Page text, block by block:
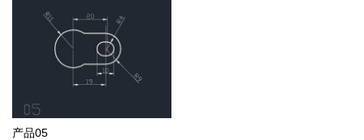
产品05